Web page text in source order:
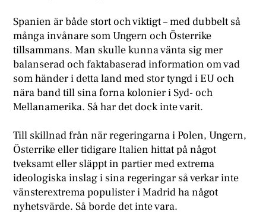
Spanien är både stort och viktigt – med dubbelt så
många invånare som Ungern och Österrike
tillsammans. Man skulle kunna vänta sig mer
balanserad och faktabaserad information om vad
som händer i detta land med stor tyngd i EU och
nära band till sina forna kolonier i Syd- och
Mellanamerika. Så har det dock inte varit.
Till skillnad från när regeringarna i Polen, Ungern,
Österrike eller tidigare Italien hittat på något
tveksamt eller släppt in partier med extrema
ideologiska inslag i sina regeringar så verkar inte
vänsterextrema populister i Madrid ha något
nyhetsvärde. Så borde det inte vara.